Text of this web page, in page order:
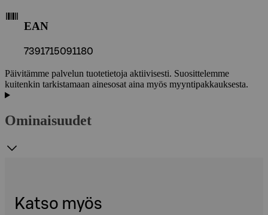
EAN
7391715091180
Päivitämme palvelun tuotetietoja aktiivisesti. Suosittelemme
kuitenkin tarkistamaan ainesosat aina myös myyntipakkauksesta.
Ominaisuudet
Katso myös